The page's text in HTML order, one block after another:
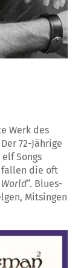
Werk des
72-Jährige
Songs
fallen die oft
“. Blues-
Mitsingen